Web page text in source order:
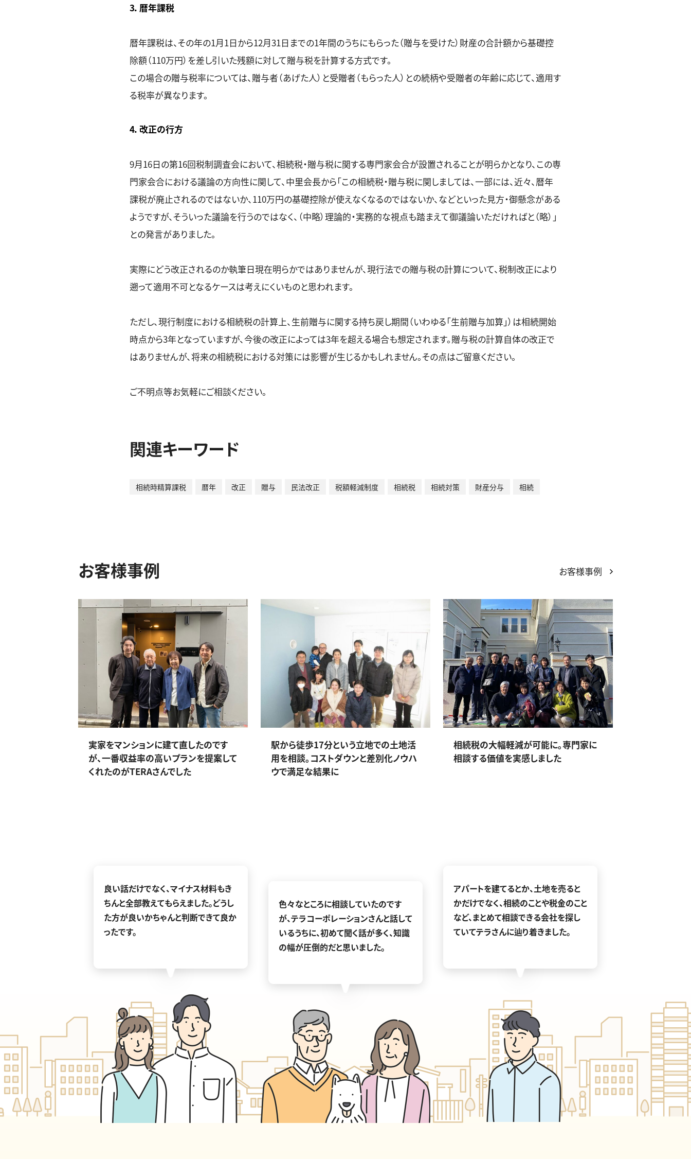
3．暦年課税
暦年課税は、その年の1月1日から12月31日までの1年間のうちにもらった（贈与を受けた）財産の合計額から基礎控
除額（110万円）を差し引いた残額に対して贈与税を計算する方式です。
この場合の贈与税率については、贈与者（あげた人）と受贈者（もらった人）との続柄や受贈者の年齢に応じて、適用す
る税率が異なります。
4．改正の行方
9月16日の第16回税制調査会において、相続税・贈与税に関する専門家会合が設置されることが明らかとなり、この専
門家会合における議論の方向性に関して、中里会長から「この相続税・贈与税に関しましては、一部には、近々、暦年
課税が廃止されるのではないか、110万円の基礎控除が使えなくなるのではないか、などといった見方・御懸念がある
ようですが、そういった議論を行うのではなく、（中略）理論的・実務的な視点も踏まえて御議論いただければと（略）」
との発言がありました。
実際にどう改正されるのか執筆日現在明らかではありませんが、現行法での贈与税の計算について、税制改正により
遡って適用不可となるケースは考えにくいものと思われます。
ただし、現行制度における相続税の計算上、生前贈与に関する持ち戻し期間（いわゆる「生前贈与加算」）は相続開始
時点から3年となっていますが、今後の改正によっては3年を超える場合も想定されます。贈与税の計算自体の改正で
はありませんが、将来の相続税における対策には影響が生じるかもしれません。その点はご留意ください。
ご不明点等お気軽にご相談ください。
関連キーワード
相続時精算課税 暦年 改正 贈与 民法改正 税額軽減制度 相続税 相続対策 財産分与 相続
お客様事例
実家をマンションに建て直したのです
が、一番収益率の高いプランを提案して
くれたのがTERAさんでした
駅から徒歩17分という立地での土地活
用を相談。コストダウンと差別化ノウハ
ウで満足な結果に
相続税の大幅軽減が可能に。専門家に
相談する価値を実感しました
お客様事例
良い話だけでなく、マイナス材料もき
ちんと全部教えてもらえました。どうし
た方が良いかちゃんと判断できて良か
ったです。
色々なところに相談していたのです
が、テラコーポレーションさんと話して
いるうちに、初めて聞く話が多く、知識
の幅が圧倒的だと思いました。
アパートを建てるとか、土地を売ると
かだけでなく、相続のことや税金のこと
など、まとめて相談できる会社を探し
ていてテラさんに辿り着きました。